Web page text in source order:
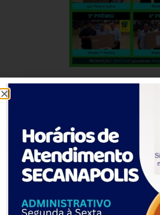
Além dos times que ganharam terem
torcida também ganhou. Foram
O postFinal da Copa comerciários do
Eduardo Genner Souza Amorim
entreguesapareceu primeiro em